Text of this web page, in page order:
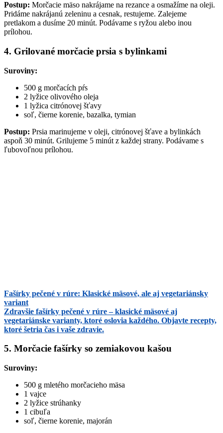
Postup: Morčacie mäso nakrájame na rezance a osmažíme na oleji.
Pridáme nakrájanú zeleninu a cesnak, restujeme. Zalejeme
pretlakom a dusíme 20 minút. Podávame s ryžou alebo inou
prílohou.
4. Grilované morčacie prsia s bylinkami
Suroviny:
500 g morčacích pŕs
2 lyžice olivového oleja
1 lyžica citrónovej šťavy
soľ, čierne korenie, bazalka, tymian
Postup: Prsia marinujeme v oleji, citrónovej šťave a bylinkách
aspoň 30 minút. Grilujeme 5 minút z každej strany. Podávame s
ľubovoľnou prílohou.
Fašírky pečené v rúre: Klasické mäsové, ale aj vegetariánsky
variant
Zdravšie fašírky pečené v rúre – klasické mäsové aj
vegetariánske varianty, ktoré oslovia každého. Objavte recepty,
ktoré šetria čas i vaše zdravie.
5. Morčacie fašírky so zemiakovou kašou
Suroviny:
500 g mletého morčacieho mäsa
1 vajce
2 lyžice strúhanky
1 cibuľa
soľ, čierne korenie, majorán